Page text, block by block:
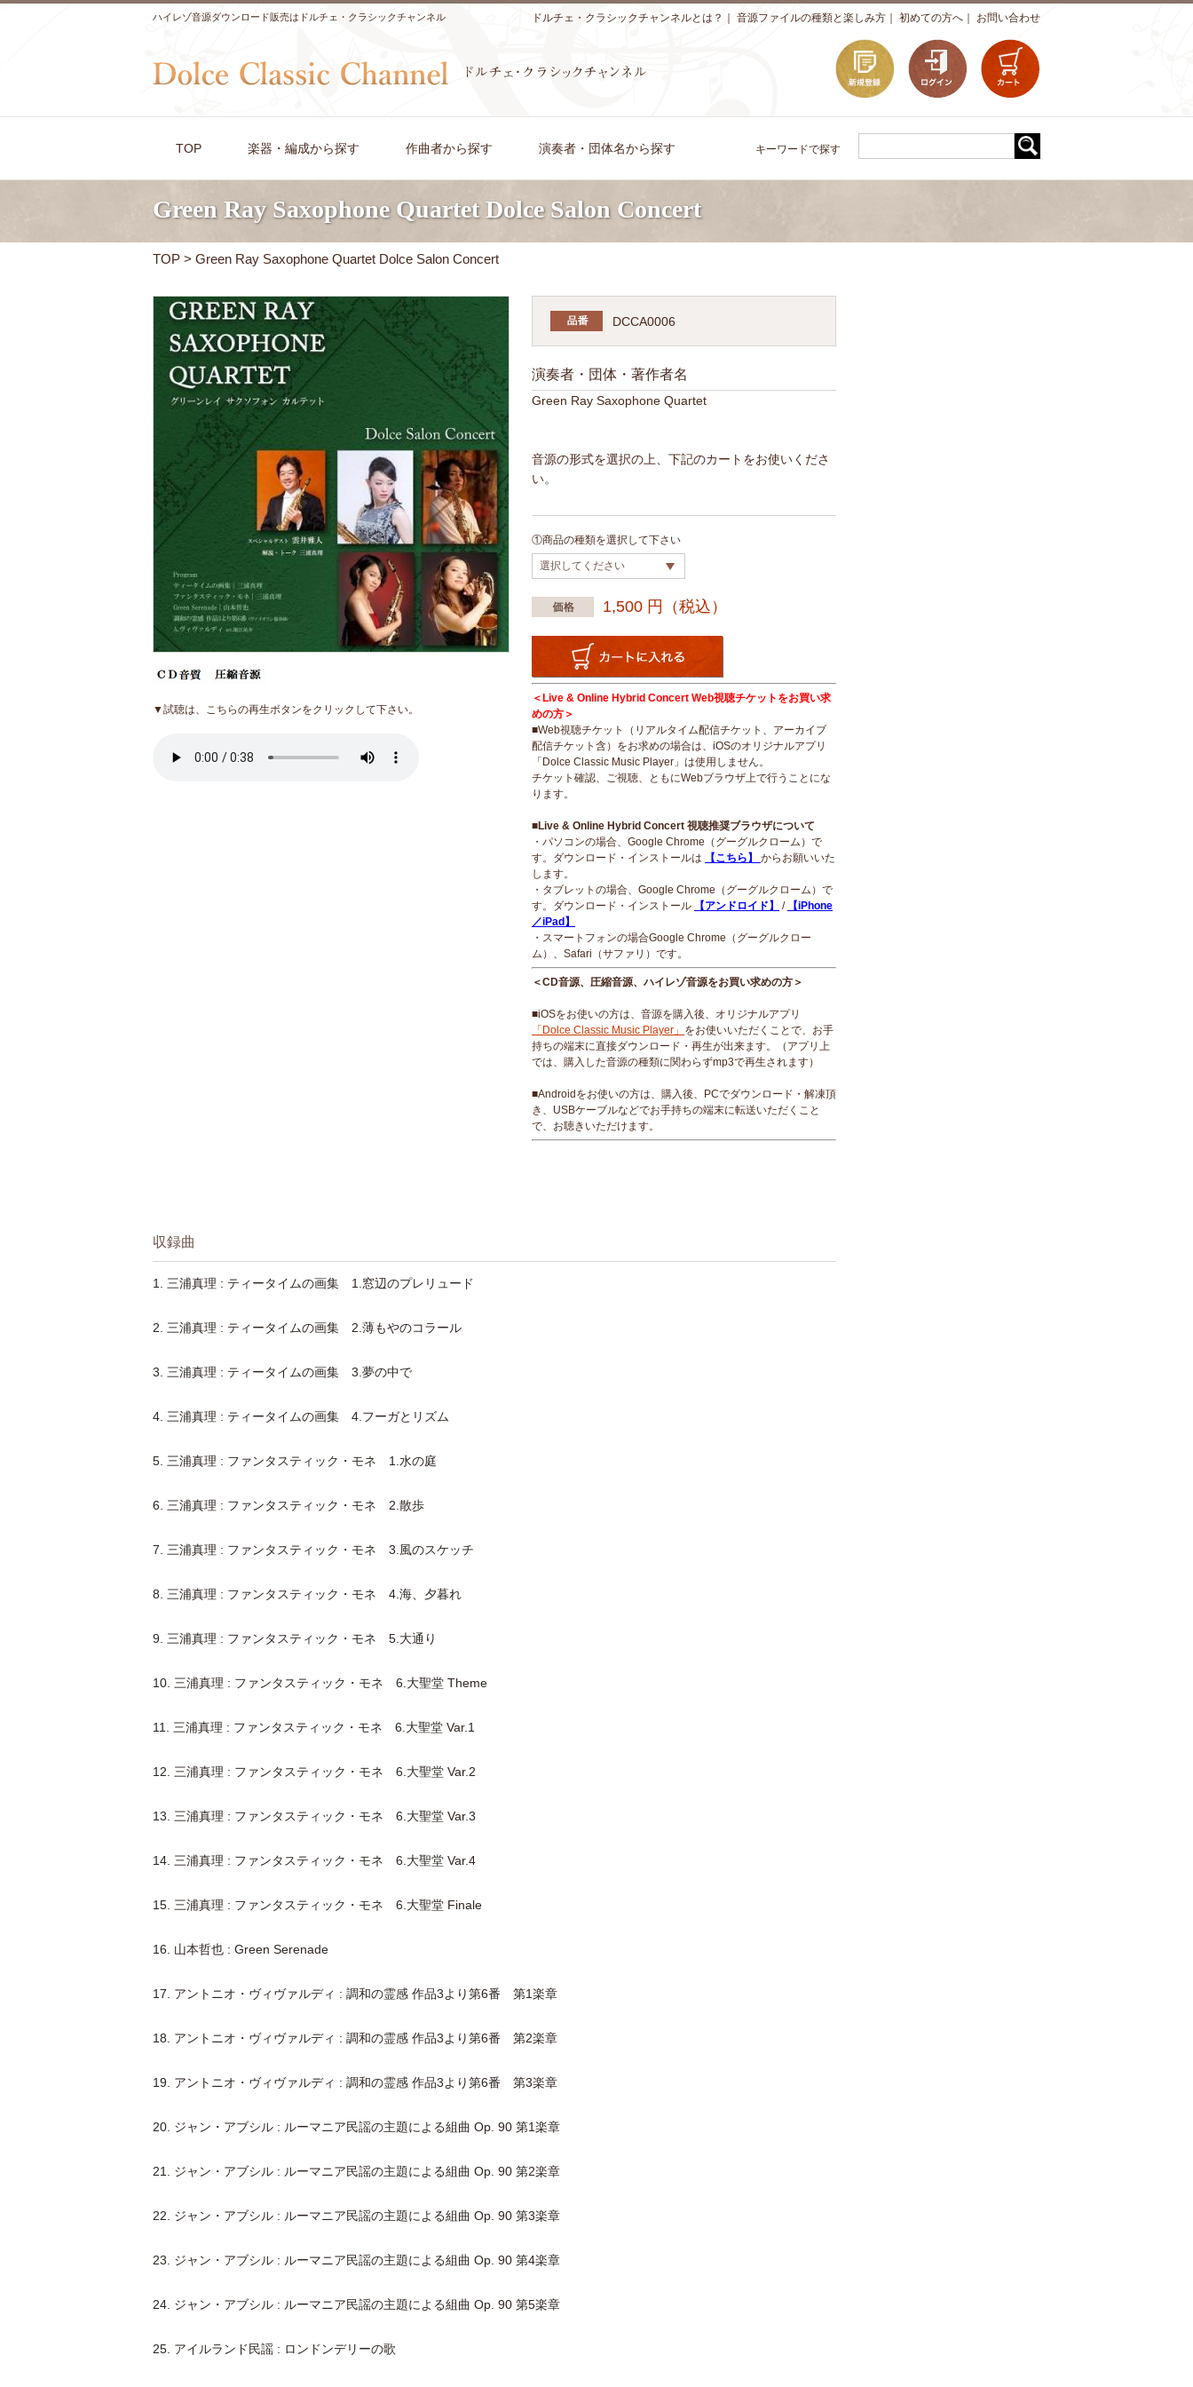
ハイレゾ音源ダウンロード販売はドルチェ・クラシックチャンネル お問い合わせ
初めての方へ
音源ファイルの種類と楽しみ方
ドルチェ・クラシックチャンネルとは？
TOP 楽器・編成から探す 作曲者から探す 演奏者・団体名から探す キーワードで探す
Green Ray Saxophone Quartet Dolce Salon Concert
TOP > Green Ray Saxophone Quartet Dolce Salon Concert
▼試聴は、こちらの再生ボタンをクリックして下さい。
DCCA0006
演奏者・団体・著作者名
Green Ray Saxophone Quartet
音源の形式を選択の上、下記のカートをお使いくださ
い。
①商品の種類を選択して下さい
1,500 円（税込）
＜Live & Online Hybrid Concert Web視聴チケットをお買い求
めの方＞
■Web視聴チケット（リアルタイム配信チケット、アーカイブ
配信チケット含）をお求めの場合は、iOSのオリジナルアプリ
「Dolce Classic Music Player」は使用しません。
チケット確認、ご視聴、ともにWebブラウザ上で行うことにな
ります。
■Live & Online Hybrid Concert 視聴推奨ブラウザについて
・パソコンの場合、Google Chrome（グーグルクローム）で
す。ダウンロード・インストールは
【こちら】
からお願いいた
します。
・タブレットの場合、Google Chrome（グーグルクローム）で
す。ダウンロード・インストール
【アンドロイド】 /
【iPhone
／iPad】
・スマートフォンの場合Google Chrome（グーグルクロー
ム）、Safari（サファリ）です。
＜CD音源、圧縮音源、ハイレゾ音源をお買い求めの方＞
■iOSをお使いの方は、音源を購入後、オリジナルアプリ
「Dolce Classic Music Player」 をお使いいただくことで、お手
持ちの端末に直接ダウンロード・再生が出来ます。（アプリ上
では、購入した音源の種類に関わらずmp3で再生されます）
■Androidをお使いの方は、購入後、PCでダウンロード・解凍頂
き、USBケーブルなどでお手持ちの端末に転送いただくこと
で、お聴きいただけます。
収録曲
1. 三浦真理 : ティータイムの画集 1.窓辺のプレリュード
2. 三浦真理 : ティータイムの画集 2.薄もやのコラール
3. 三浦真理 : ティータイムの画集 3.夢の中で
4. 三浦真理 : ティータイムの画集 4.フーガとリズム
5. 三浦真理 : ファンタスティック・モネ 1.水の庭
6. 三浦真理 : ファンタスティック・モネ 2.散歩
7. 三浦真理 : ファンタスティック・モネ 3.風のスケッチ
8. 三浦真理 : ファンタスティック・モネ 4.海、夕暮れ
9. 三浦真理 : ファンタスティック・モネ 5.大通り
10. 三浦真理 : ファンタスティック・モネ 6.大聖堂 Theme
11. 三浦真理 : ファンタスティック・モネ 6.大聖堂 Var.1
12. 三浦真理 : ファンタスティック・モネ 6.大聖堂 Var.2
13. 三浦真理 : ファンタスティック・モネ 6.大聖堂 Var.3
14. 三浦真理 : ファンタスティック・モネ 6.大聖堂 Var.4
15. 三浦真理 : ファンタスティック・モネ 6.大聖堂 Finale
16. 山本哲也 : Green Serenade
17. アントニオ・ヴィヴァルディ : 調和の霊感 作品3より第6番 第1楽章
18. アントニオ・ヴィヴァルディ : 調和の霊感 作品3より第6番 第2楽章
19. アントニオ・ヴィヴァルディ : 調和の霊感 作品3より第6番 第3楽章
20. ジャン・アブシル : ルーマニア民謡の主題による組曲 Op. 90 第1楽章
21. ジャン・アブシル : ルーマニア民謡の主題による組曲 Op. 90 第2楽章
22. ジャン・アブシル : ルーマニア民謡の主題による組曲 Op. 90 第3楽章
23. ジャン・アブシル : ルーマニア民謡の主題による組曲 Op. 90 第4楽章
24. ジャン・アブシル : ルーマニア民謡の主題による組曲 Op. 90 第5楽章
25. アイルランド民謡 : ロンドンデリーの歌